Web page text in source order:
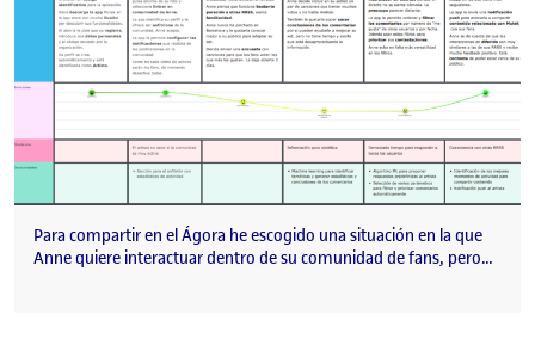
Para compartir en el Ágora he escogido una situación en la que
Anne quiere interactuar dentro de su comunidad de fans, pero…